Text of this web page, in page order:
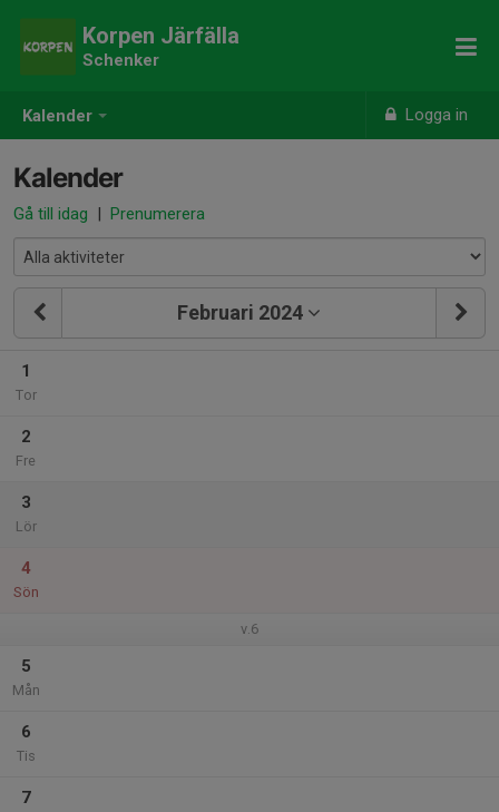
Kalender Logga in
Korpen Järfälla
Schenker
Kalender
Gå till idag | Prenumerera
Februari 2024
1
Tor
2
Fre
3
Lör
4
Sön
v.6
5
Mån
6
Tis
7